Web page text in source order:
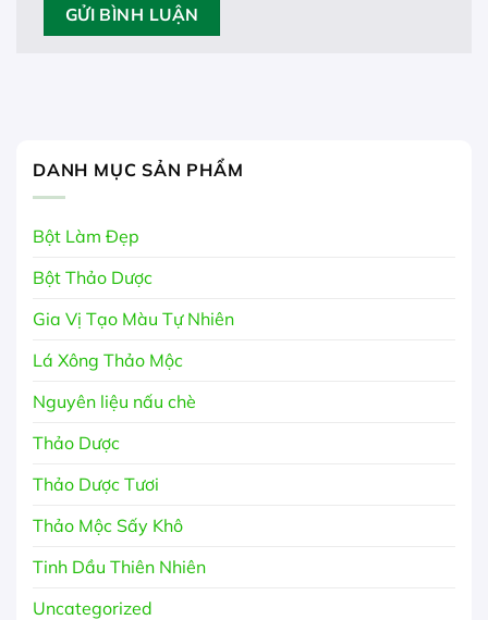
DANH MỤC SẢN PHẨM
Bột Làm Đẹp
Bột Thảo Dược
Gia Vị Tạo Màu Tự Nhiên
Lá Xông Thảo Mộc
Nguyên liệu nấu chè
Thảo Dược
Thảo Dược Tươi
Thảo Mộc Sấy Khô
Tinh Dầu Thiên Nhiên
Uncategorized